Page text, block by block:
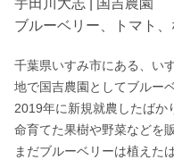
宇田川大志 | 国吉農園
ブルーベリー、トマト
千葉県いすみ市にある、い
地で国吉農園としてブルー
2019年に新規就農したばか
命育てた果樹や野菜などを
まだブルーベリーは植えた